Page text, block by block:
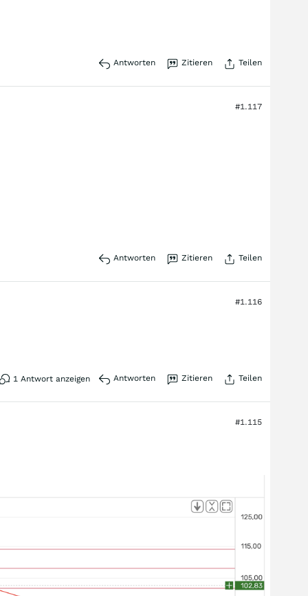
Kaffee, Produkte für Heimtiere und Nutrition sowie
regionale Kulinarikprodukte und Snacks zu fokussieren.
Das verbleibende Speiseeisgeschäft soll an den
Antworten Zitieren Teilen
#1.117
Antworten Zitieren Teilen
#1.116
1 Antwort anzeigen Antworten Zitieren Teilen
#1.115